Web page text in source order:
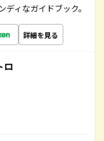
ィなガイドブック。
詳細を見る
ロ